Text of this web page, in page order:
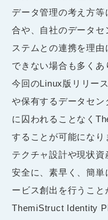
データ管理の考え方
合や、自社のデータ
ステムとの連携を理
できない場合も多くあ
今回のLinux版リリー
や保有するデータセ
に囚われることなく
することが可能にな
テクチャ設計や現状資
安全に、素早く、簡
ービス創出を行うこ
ThemiStruct Identity